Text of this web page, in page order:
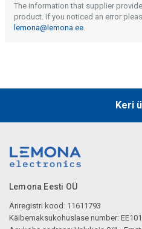
The information that supplier
product. If you noticed an error
lemona@lemona.ee.
Keri
Lemona Eesti OÜ
Äriregistri kood: 11611793
Käibemaksukohuslase number: